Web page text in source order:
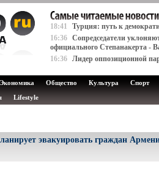
18:41
Турция: путь к
16:36 Сопредседатели
официального Степанакерта -
16:36 Лидер оппозиционной
Экономика Общество Культура
Спорт
Lifestyle
эвакуировать граждан